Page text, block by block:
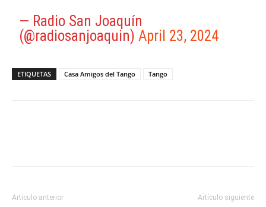
— Radio San Joaquín
(@radiosanjoaquin)April 23, 2024
ETIQUETAS Casa Amigos del Tango Tango
Artículo anterior Artículo siguiente